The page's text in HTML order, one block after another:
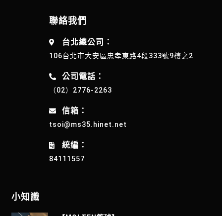
聯絡我們
台北總公司：
106台北市大安區忠孝東路4段333號9樓之2
公司電話：
（02）2776-2263
信箱：
tsoi@ms35.hinet.net
統編：
84111557
小知識